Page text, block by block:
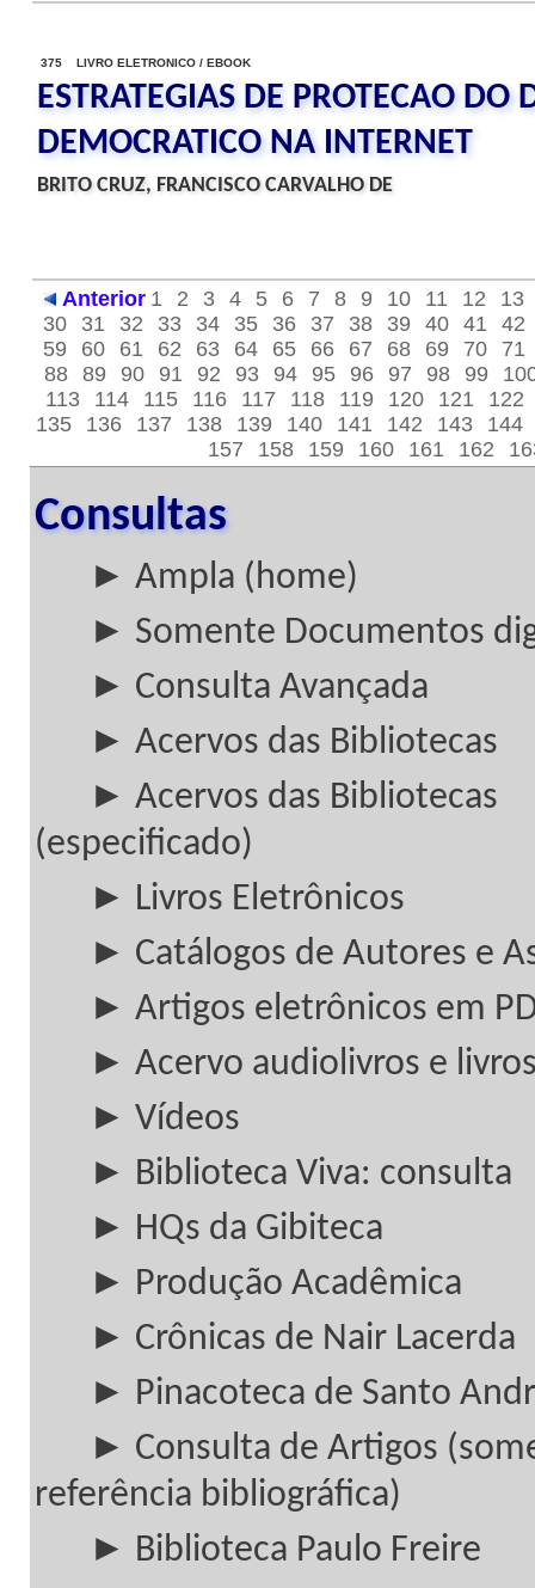
375 LIVRO ELETRONICO / EBOOK
ESTRATEGIAS DE PROTECAO DO
DEMOCRATICO NA INTERNET
BRITO CRUZ, FRANCISCO CARVALHO DE
Anterior 1 2 3 4 5 6 7 8 9 10 11 12
13
30
31 32 33 34 35 36 37 38 39 40 41
42
59
60 61 62 63 64 65 66 67 68 69 70
71
88 89 90 91 92 93 94 95 96 97 98 99
113
114 115 116 117 118 119 120 121
122
135
136 137 138 139 140 141 142 143
144
157
158 159 160 161 162
Consultas
► Ampla (home)
► Somente Documentos
► Consulta Avançada
► Acervos das Bibliotecas
► Acervos das Bibliotecas
(especificado)
► Livros Eletrônicos
► Catálogos de Autores e
► Artigos eletrônicos em
► Acervo audiolivros e
► Vídeos
► Biblioteca Viva: consulta
► HQs da Gibiteca
► Produção Acadêmica
► Crônicas de Nair Lacerda
► Pinacoteca de Santo
► Consulta de Artigos
referência bibliográfica)
► Biblioteca Paulo Freire